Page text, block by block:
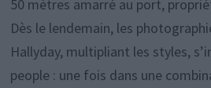
50 mètres amarré au port,
Dès le lendemain, les
Hallyday, multipliant les styles,
people : une fois dans une